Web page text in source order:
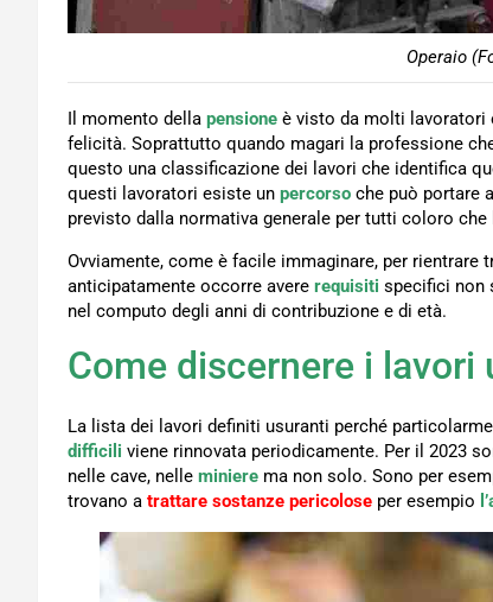
Operaio
Il momento della pensione è visto da molti lavoratori
felicità. Soprattutto quando magari la professione
questo una classificazione dei lavori che identifica
questi lavoratori esiste un percorso che può portare
previsto dalla normativa generale per tutti coloro che
Ovviamente, come è facile immaginare, per
anticipatamente occorre avere requisiti specifici non
nel computo degli anni di contribuzione e di età.
Come discernere i lavori
La lista dei lavori definiti usuranti perché
difficili viene rinnovata periodicamente. Per il 2023
nelle cave, nelle miniere ma non solo. Sono per
trovano a trattare sostanze pericolose per esempio